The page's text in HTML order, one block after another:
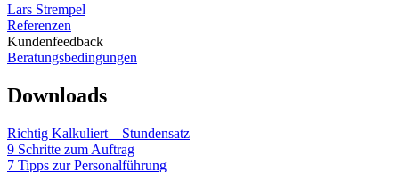
Lars Strempel
Referenzen
Kundenfeedback
Beratungsbedingungen
Downloads
Richtig Kalkuliert – Stundensatz
9 Schritte zum Auftrag
7 Tipps zur Personalführung